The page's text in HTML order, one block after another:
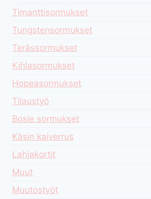
Timanttisormukset
Tungstensormukset
Terässormukset
Kihlasormukset
Hopeasormukset
Tilaustyö
Bosie sormukset
Käsin kaiverrus
Lahjakortit
Muut
Muutostyöt